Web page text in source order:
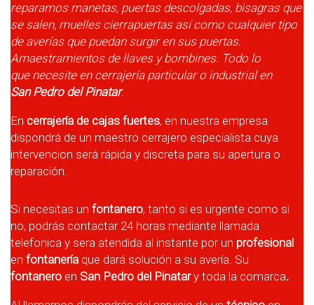
reparamos manetas, puertas descolgadas, bisagras que
se salen, muelles cierrapuertas así como cualquier tipo
de averías que puedan surgir en sus puertas.
Amaestramientos de llaves y bombines. Todo lo
que necesite en cerrajería particular o industrial en
San Pedro del Pinatar.
En cerrajería de cajas fuertes, en nuestra empresa
dispondrá de un maestro cerrajero especialista cuya
intervencion será rápida y discreta para su apertura o
reparación.
Si necesitas un fontanero, tanto si es urgente como si
no, podrás contactar 24 horas mediante llamada
telefonica y sera atendida al instante por un profesional
en fontanería que dará solución a su avería. Su
fontanero en San Pedro del Pinatary toda la comarca.